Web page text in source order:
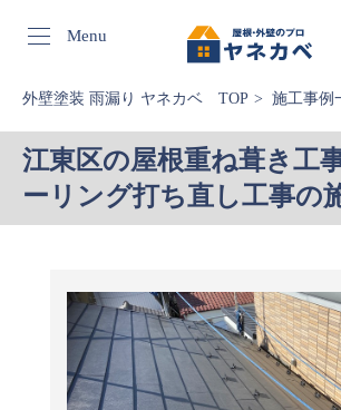
Menu
外壁塗装 雨漏り ヤネカベ TOP 施工事例
江東区の屋根重ね葺き工
ーリング打ち直し工事の